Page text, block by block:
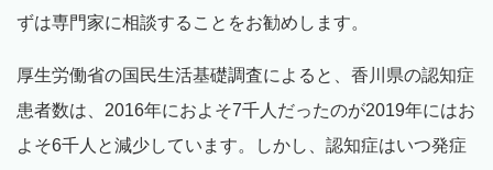
ずは専門家に相談することをお勧めします。
厚生労働省の国民生活基礎調査によると、香川県の認知症
患者数は、2016年におよそ7千人だったのが2019年にはお
よそ6千人と減少しています。しかし、認知症はいつ発症